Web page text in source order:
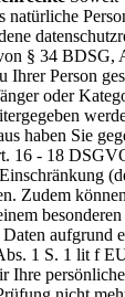
§ 34
Person
oder
haben Sie
16 - 18
Zudem
aufgrund
1 S. 1 lit f
Ihre